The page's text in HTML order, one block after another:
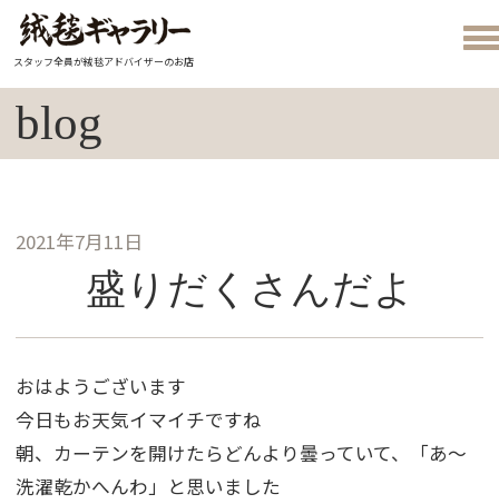
スタッフ全員が絨毯アドバイザーのお店
blog
2021年7月11日
盛りだくさんだよ
おはようございます
今日もお天気イマイチですね
朝、カーテンを開けたらどんより曇っていて、「あ～
洗濯乾かへんわ」と思いました